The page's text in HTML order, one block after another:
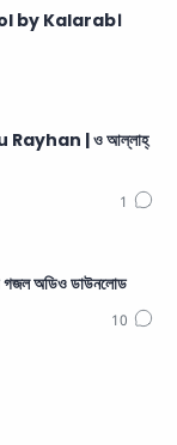
by Kalarab।
| ও আল্লাহ্‌
অডিও ডাউনলোড